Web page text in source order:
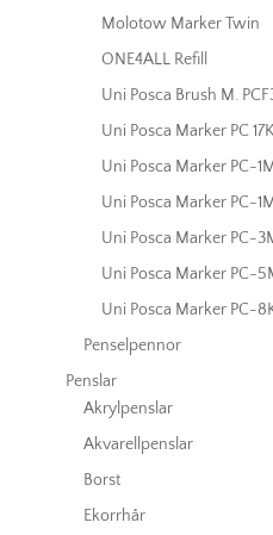
Molotow Marker Twin
ONE4ALL Refill
Uni Posca Brush M.
Uni Posca Marker PC 17K
Uni Posca Marker PC-
Uni Posca Marker PC-
Uni Posca Marker PC-
Uni Posca Marker PC-
Uni Posca Marker PC-
Penselpennor
Penslar
Akrylpenslar
Akvarellpenslar
Borst
Ekorrhår